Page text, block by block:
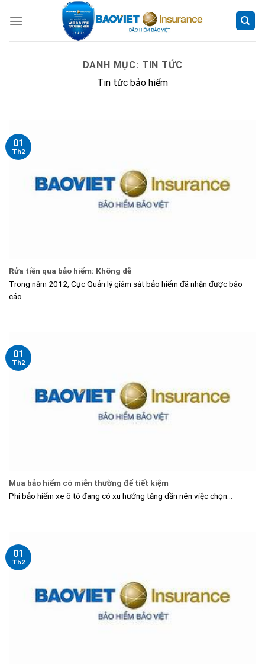
DANH MỤC: TIN TỨC
Tin tức bảo hiểm
Rửa tiền qua bảo hiểm: Không dễ
Trong năm 2012, Cục Quản lý giám sát bảo hiểm đã nhận được báo
cáo...
01
Th2
Mua bảo hiểm có miễn thường để tiết kiệm
Phí bảo hiểm xe ô tô đang có xu hướng tăng dần nên việc chọn...
01
Th2
01
Th2